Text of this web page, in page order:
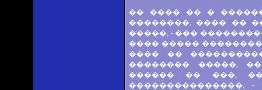
�� ���� �� �
��������, ���� ��
�����, - ���
���� �����
���� ��
�������� �����,
������ �� ���,
���������������,